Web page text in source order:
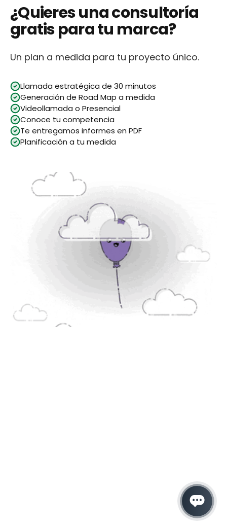
¿Quieres una consultoría
gratis para tu marca?
Un plan a medida para tu proyecto único.
Llamada estratégica de 30 minutos
Generación de Road Map a medida
Videollamada o Presencial
Conoce tu competencia
Te entregamos informes en PDF
Planificación a tu medida